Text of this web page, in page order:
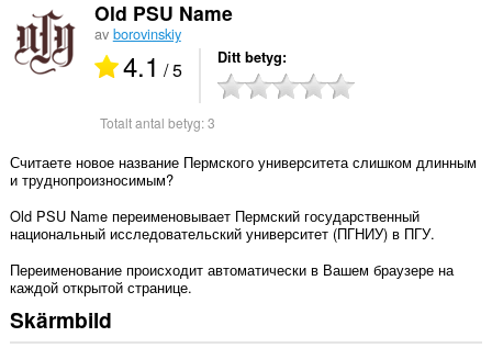
Old PSU Name
av borovinskiy
4.1 / 5 Ditt betyg
Totalt antal betyg:3
Считаете новое название Пермского университета слишком длинным
и труднопроизносимым?
Old PSU Name переименовывает Пермский государственный
национальный исследовательский университет (ПГНИУ) в ПГУ.
Переименование происходит автоматически в Вашем браузере на
каждой открытой странице.
Skärmbild